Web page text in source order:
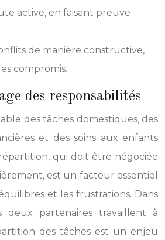
active, en faisant preuve
de manière constructive,
compromis.
des responsabilités
des tâches domestiques, des
et des soins aux enfants
qui doit être négociée
est un facteur essentiel
et les frustrations. Dans
partenaires travaillent à
des tâches est un enjeu